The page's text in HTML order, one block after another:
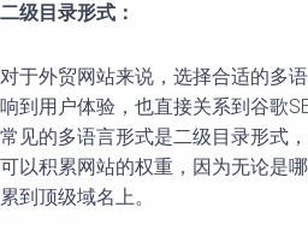
二级目录形式：
对于外贸网站来说，选择合适的多
响到用户体验，也直接关系到谷歌
常见的多语言形式是二级目录形式
可以积累网站的权重，因为无论是
累到顶级域名上。